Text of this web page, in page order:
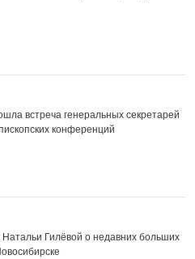
встреча генеральных секретарей
конференций
Гилёвой о недавних больших